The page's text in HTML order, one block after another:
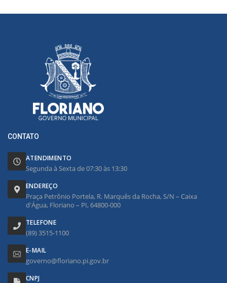
CONTATO
ATENDIMENTO
Segunda à Sexta de 07:30 às 13:30
ENDEREÇO
Praça Petrônio Portela, R. Marquês da Rocha, S/N – Caixa
d'Água, Floriano – PI, 64800-000
TELEFONE
(89) 3515-1100
E-MAIL
governo@floriano.pi.gov.br
CNPJ